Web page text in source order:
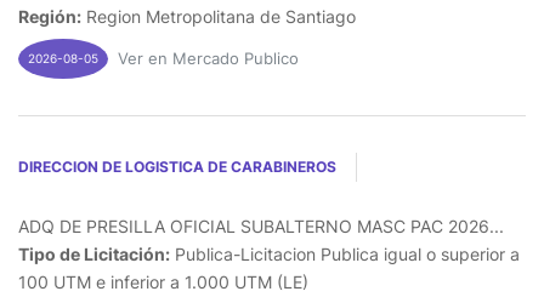
Región: Region Metropolitana de Santiago
2026-08-05 Ver en Mercado Publico
DIRECCION DE LOGISTICA DE CARABINEROS
ADQ DE PRESILLA OFICIAL SUBALTERNO MASC PAC 2026...
Tipo de Licitación: Publica-Licitacion Publica igual o superior a
100 UTM e inferior a 1.000 UTM (LE)